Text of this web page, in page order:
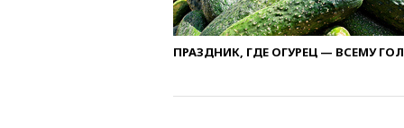
ПРАЗДНИК, ГДЕ ОГУРЕЦ — ВСЕМУ